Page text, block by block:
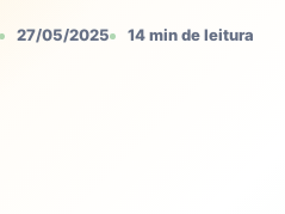
27/05/2025 14 min de leitura